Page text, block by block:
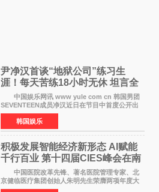
尹净汉首谈“地狱公司”练习生
涯！每天苦练18小时无休 坦言全
靠成员撑过来
中国娱乐网讯 www yule com cn 韩国男团
SEVENTEEN成员净汉近日在节目中首度公开出
道前的残酷练习生经历，并提及经纪公司Pledis
娱乐，引发广泛关注。 在8月2日播出的日本
TBS综艺节目《周
韩国娱乐
积极发展智能经济新形态 Al赋能
千行百业 第十四届CIES峰会在南
京盛大召开
中国医院改革先锋、著名医院管理专家、北
京健临医疗集团创始人朱明先生荣膺两项年度大
奖 2026年7月31日，盛夏金陵，长江之畔，